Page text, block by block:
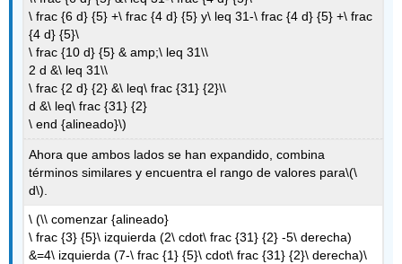
\ frac {6 d} {5} +\ frac {4 d} {5} y\ leq 31-\ frac {4 d} {5} +\ frac
{4 d} {5}\
\ frac {10 d} {5} & amp;\ leq 31\\
2 d &\ leq 31\\
\ frac {2 d} {2} &\ leq\ frac {31} {2}\\
d &\ leq\ frac {31} {2}
\ end {alineado}\)
Ahora que ambos lados se han expandido, combina
términos similares y encuentra el rango de valores para\(\
d\)
\ (\\ comenzar {alineado}
\ frac {3} {5}\ izquierda (2\ cdot\ frac {31} {2} -5\ derecha)
&=4\ izquierda (7-\ frac {1} {5}\ cdot\ frac {31} {2}\ derecha)\